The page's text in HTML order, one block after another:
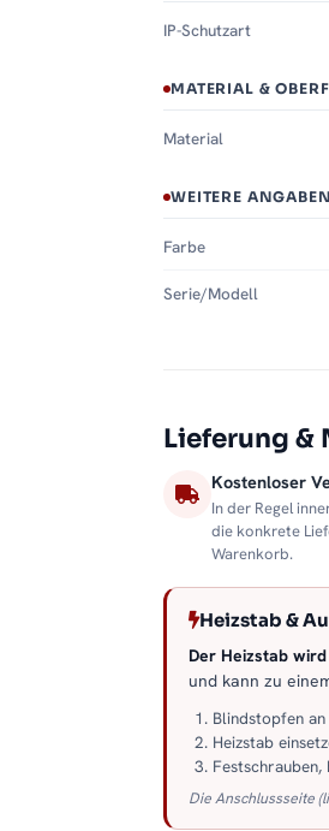
IP-Schutzart
MATERIAL &
Material
WEITERE ANGABEN
Farbe
Serie/Modell
Lieferung &
Kostenloser
In der Regel
die konkrete
Warenkorb.
Heizstab &
Der Heizstab
und kann zu
Blindstopfen
Heizstab
Die Anschlussseite